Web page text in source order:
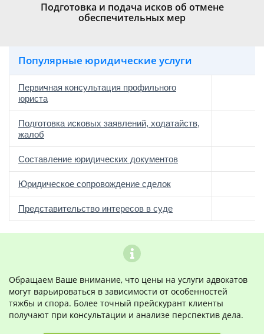
Подготовка и подача исков об отмене
обеспечительных мер
Популярные юридические услуги
Первичная консультация профильного
юриста
Подготовка исковых заявлений, ходатайств,
жалоб
Составление юридических документов
Юридическое сопровождение сделок
Представительство интересов в суде
Обращаем Ваше внимание, что цены на услуги адвокатов
могут варьироваться в зависимости от особенностей
тяжбы и спора. Более точный прейскурант клиенты
получают при консультации и анализе перспектив дела.